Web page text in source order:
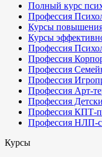
Полный курс
Профессия
Курсы
Курсы
Профессия
Профессия
Профессия
Профессия
Профессия Арт-
Профессия
Профессия КПТ-
Профессия НЛП-
Курсы